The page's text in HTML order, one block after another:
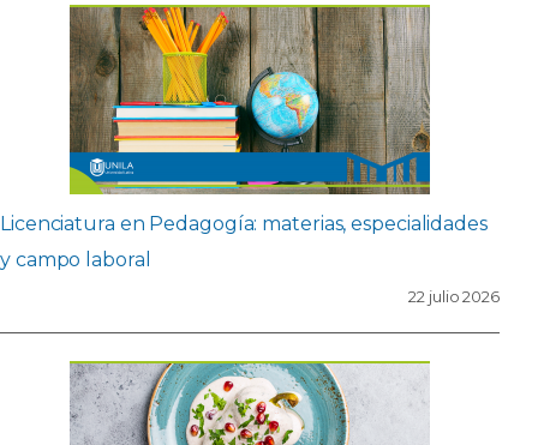
Licenciatura en Pedagogía: materias, especialidades
y campo laboral
22 julio 2026